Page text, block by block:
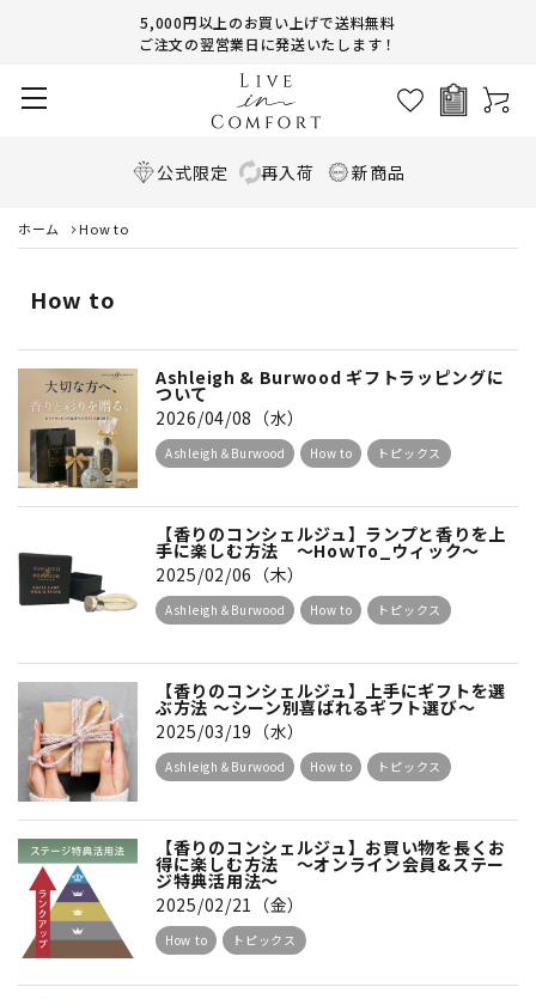
5,000円以上のお買い上げで送料無料
ご注文の翌営業日に発送いたします！
公式限定 再入荷 新商品
ホーム How to
How to
Ashleigh & Burwood ギフトラッピングに
ついて
2026/04/08（水）
Ashleigh＆Burwood How to トピックス
【香りのコンシェルジュ】ランプと香りを上
手に楽しむ方法 ～HoｗTo_ウィック～
2025/02/06（木）
Ashleigh＆Burwood How to トピックス
【香りのコンシェルジュ】上手にギフトを選
ぶ方法 ～シーン別喜ばれるギフト選び～
2025/03/19（水）
Ashleigh＆Burwood How to トピックス
【香りのコンシェルジュ】お買い物を長くお
得に楽しむ方法 ～オンライン会員&ステー
ジ特典活用法～
2025/02/21（金）
How to トピックス